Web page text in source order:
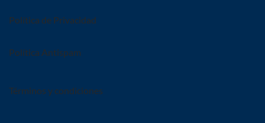
Política de Privacidad
Política Antispam
Términos y condiciones